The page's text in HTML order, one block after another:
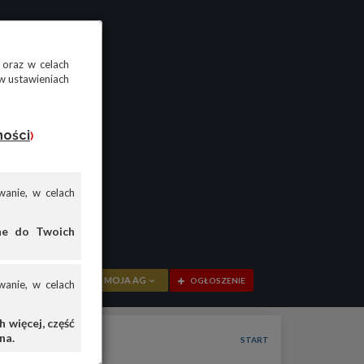
w celach
ustawieniach
)
w celach
do Twoich
w celach
więcej, część
MOJA AG
PRZEGLĄD
OGŁOSZENIE
START